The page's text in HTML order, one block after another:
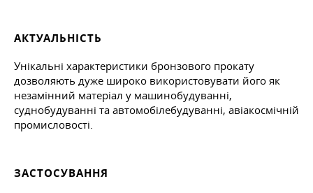
АКТУАЛЬНІСТЬ
Унікальні характеристики бронзового прокату
дозволяють дуже широко використовувати його як
незамінний матеріал у машинобудуванні,
суднобудуванні та автомобілебудуванні, авіакосмічній
промисловості.
ЗАСТОСУВАННЯ